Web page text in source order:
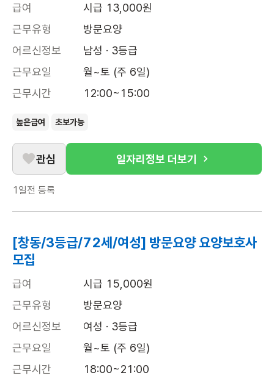
급여
시급 13,000원
근무유형
방문요양
어르신정보
남성 · 3등급
근무요일
월~토 (주 6일)
근무시간
12:00~15:00
높은급여 초보가능
관심 일자리정보 더보기
1일전 등록
[창동/3등급/72세/여성] 방문요양 요양보호사
모집
급여
시급 15,000원
근무유형
방문요양
어르신정보
여성 · 3등급
근무요일
월~토 (주 6일)
근무시간
18:00~21:00